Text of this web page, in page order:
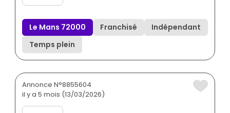
Le Mans 72000 Franchisé
Indépendant
Temps plein
Annonce N°8855604
il y a 5 mois (13/03/2026)